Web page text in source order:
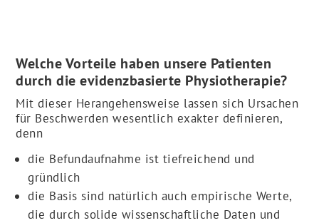
Welche Vorteile haben unsere Patienten
durch die evidenzbasierte Physiotherapie?
Mit dieser Herangehensweise lassen sich Ursachen
für Beschwerden wesentlich exakter definieren,
denn
die Befundaufnahme ist tiefreichend und
gründlich
die Basis sind natürlich auch empirische Werte,
die durch solide wissenschaftliche Daten und